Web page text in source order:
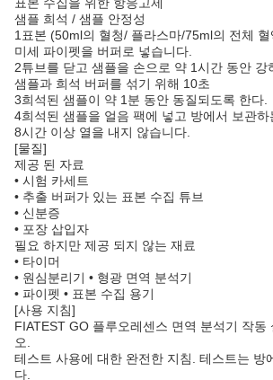
샘플 희석 / 샘플 안정성
1표본 (50ml의 혈청/ 플라스마/75ml의 전체 혈
미세 파이펫을 버퍼로 넣습니다.
2튜브를 닫고 샘플을 손으로 약 1시간 동안 강
샘플과 희석 버퍼를 섞기 위해 10초
3희석된 샘플이 약 1분 동안 동질되도록 한다.
4희석된 샘플을 얼음 팩에 넣고 방에서 보관하
8시간 이상 열을 내지 않습니다.
[물질]
제공 된 자료
• 시험 카세트
• 추출 버퍼가 있는 표본 수집 튜브
• 신분증
• 포장 삽입자
필요 하지만 제공 되지 않는 재료
• 타이머
• 원심분리기 • 형광 면역 분석기
• 파이펫 • 표본 수집 용기
[사용 지침]
FIATEST GO 플루오레센스 면역 분석기 작동
오.
테스트 사용에 대한 완전한 지침. 테스트는 방
다.